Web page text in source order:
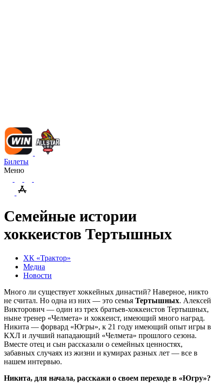
Билеты
Меню
Семейные истории
хоккеистов Тертышных
ХК «Трактор»
Медиа
Новости
Много ли существует хоккейных династий? Наверное, никто
не считал. Но одна из них — это семья Тертышных. Алексей
Викторович — один из трех братьев-хоккеистов Тертышных,
ныне тренер «Челмета» и хоккеист, имеющий много наград.
Никита — форвард «Югры», к 21 году имеющий опыт игры в
КХЛ и лучший нападающий «Челмета» прошлого сезона.
Вместе отец и сын рассказали о семейных ценностях,
забавных случаях из жизни и кумирах разных лет — все в
нашем интервью.
Никита, для начала, расскажи о своем переходе в «Югру»?